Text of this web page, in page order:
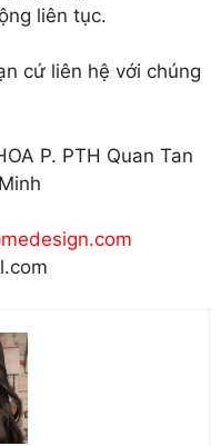
liên tục.
cứ liên hệ với chúng
P. PTH Quan Tan